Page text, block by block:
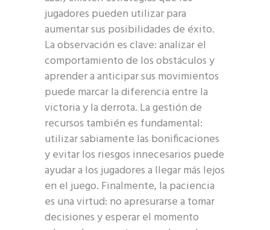
jugadores pueden utilizar para
aumentar sus posibilidades de éxito.
La observación es clave: analizar el
comportamiento de los obstáculos y
aprender a anticipar sus movimientos
puede marcar la diferencia entre la
victoria y la derrota. La gestión de
recursos también es fundamental:
utilizar sabiamente las bonificaciones
y evitar los riesgos innecesarios puede
ayudar a los jugadores a llegar más lejos
en el juego. Finalmente, la paciencia
es una virtud: no apresurarse a tomar
decisiones y esperar el momento